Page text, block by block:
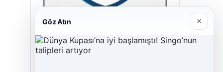
Cengiz Sigorta
Göz Atın ×